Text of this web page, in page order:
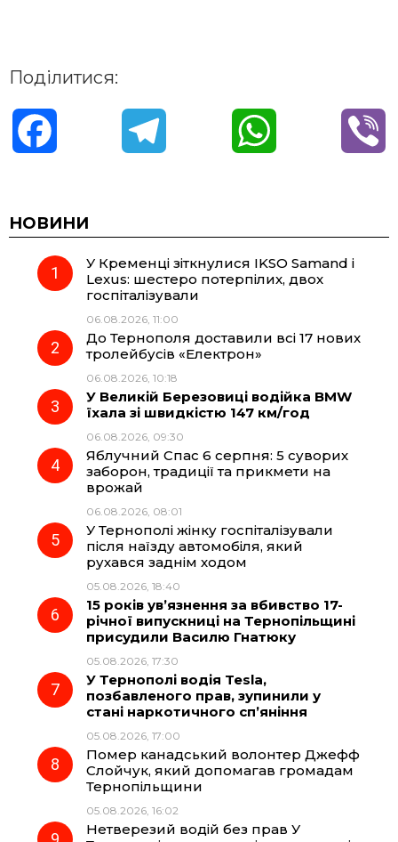
Поділитися:
c
e
o
o
e
r
a
m
t
p
НОВИНИ
У Кременці зіткнулися IKSO Samand і
Lexus: шестеро потерпілих, двох
госпіталізували
06.08.2026, 11:00
До Тернополя доставили всі 17 нових
тролейбусів «Електрон»
06.08.2026, 10:18
У Великій Березовиці водійка BMW
їхала зі швидкістю 147 км/год
06.08.2026, 09:30
Яблучний Спас 6 серпня: 5 суворих
заборон, традиції та прикмети на
врожай
06.08.2026, 08:01
У Тернополі жінку госпіталізували
після наїзду автомобіля, який
рухався заднім ходом
05.08.2026, 18:40
15 років ув’язнення за вбивство 17-
річної випускниці на Тернопільщині
присудили Василю Гнатюку
05.08.2026, 17:30
У Тернополі водія Tesla,
позбавленого прав, зупинили у
стані наркотичного сп’яніння
05.08.2026, 17:00
Помер канадський волонтер Джефф
Слойчук, який допомагав громадам
Тернопільщини
05.08.2026, 16:02
Нетверезий водій без прав У